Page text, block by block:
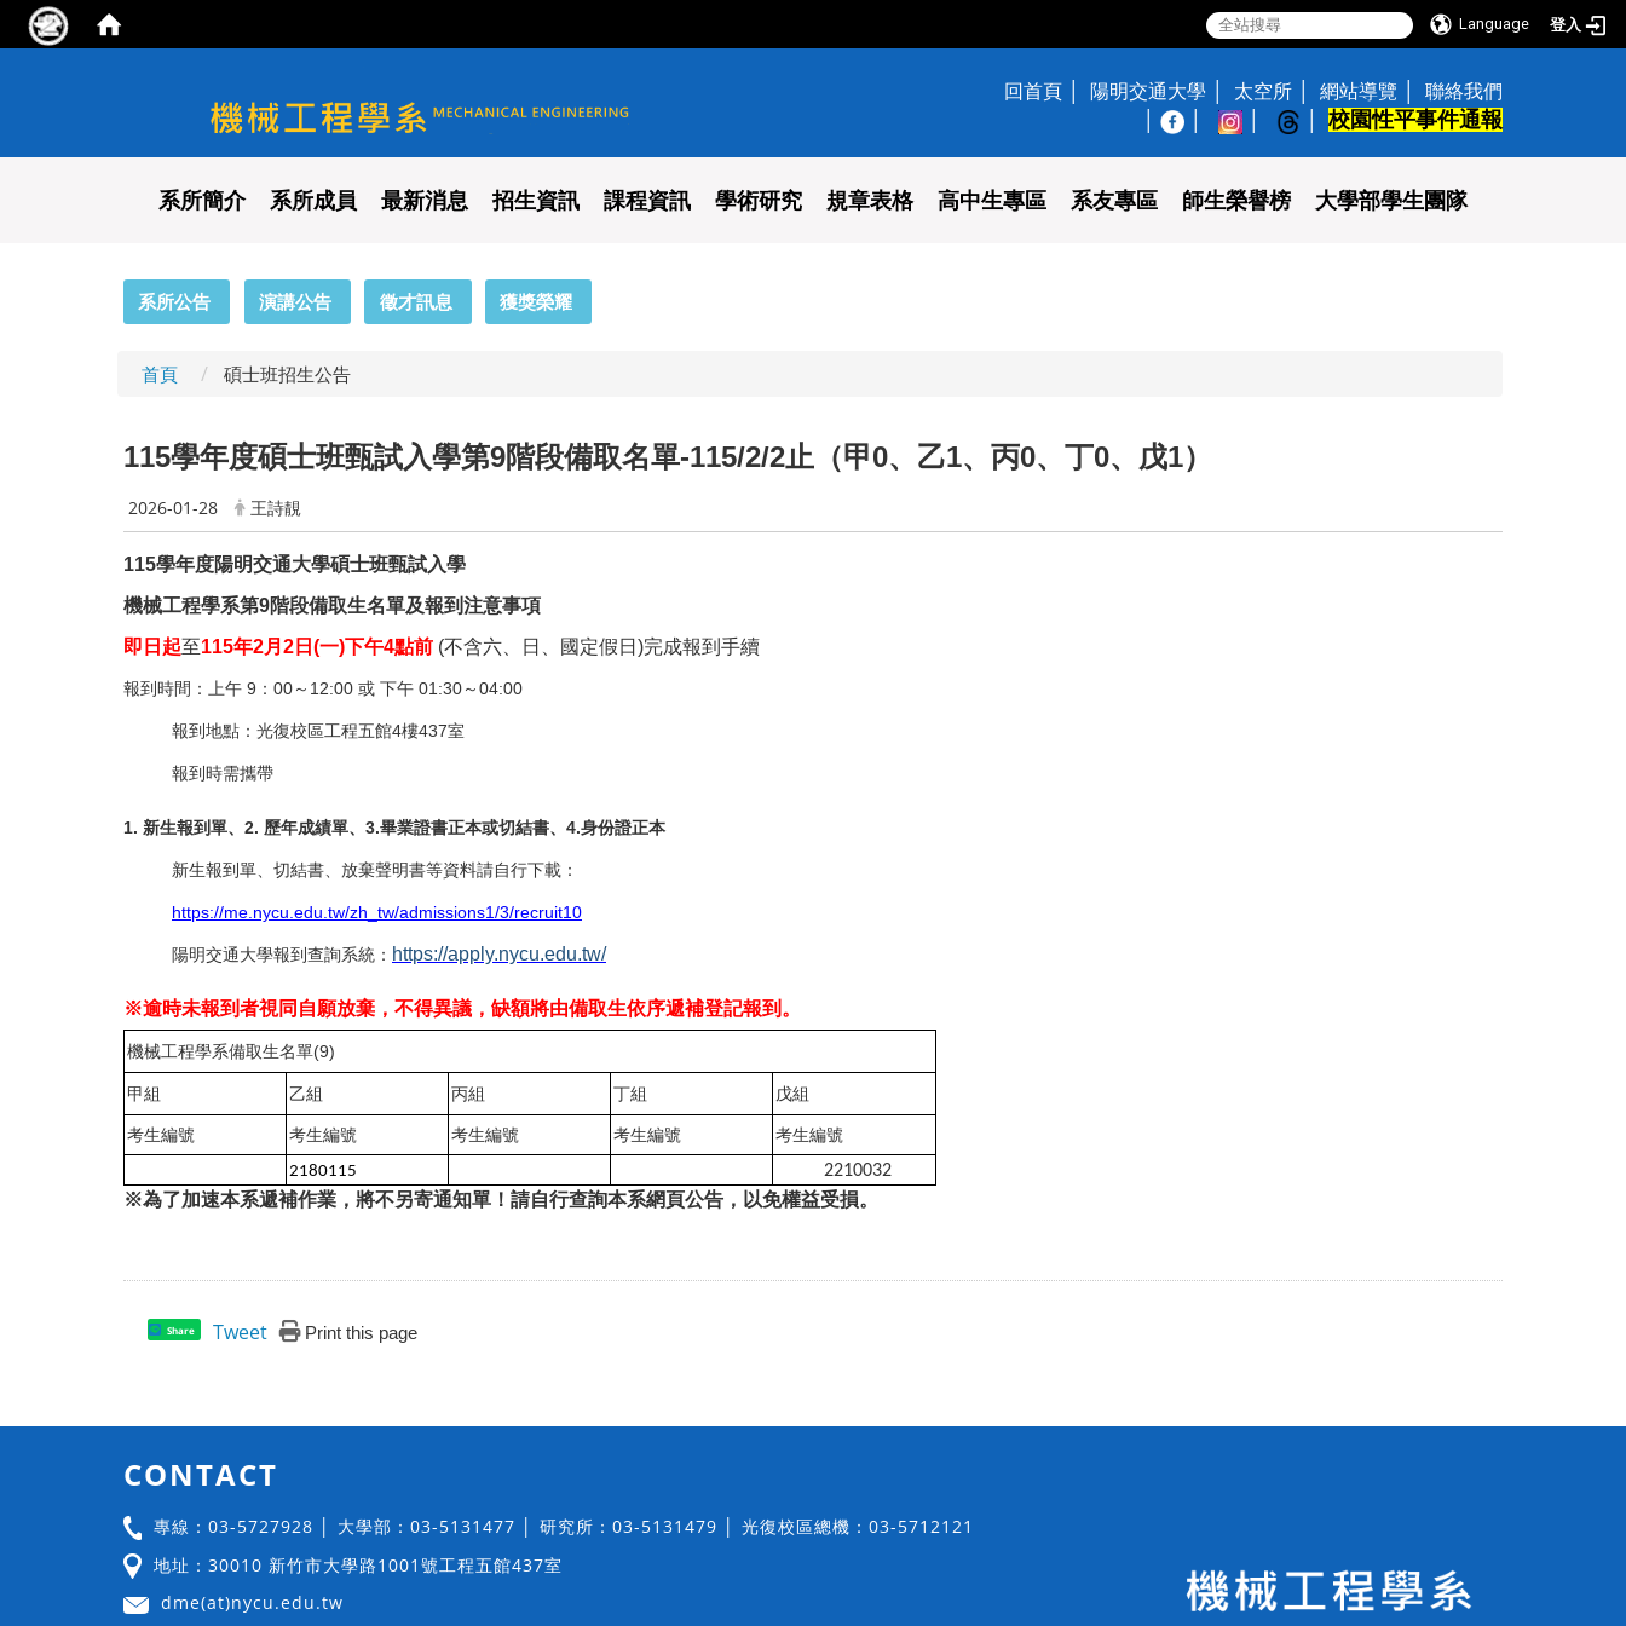
Language 登入
國立陽明交通大學 機械工程學系
回首頁 陽明交通大學 太空所 網站導覽
聯絡我們
校園性平事件通報
系所簡介 系所成員 最新消息 招生資訊 課程資訊 學術研究 規章表格 高中生專區 系友專區 師生榮譽榜 大學部學生團隊
系所公告 演講公告 徵才訊息 獲獎榮耀
首頁 碩士班招生公告
115學年度碩士班甄試入學第9階段備取名單-115/2/2止 （甲0、乙1、丙0、丁0、戊1）
2026-01-28 王詩靚
115學年度陽明交通大學碩士班甄試入學
機械工程學系第9階段備取生名單及報到注意事項
即日起至115年2月2日(一)下午4點前 (不含六、日、國定假日)完成報到手續
報到時間：上午 9：00～12:00 或 下午 01:30～04:00
報到地點：光復校區工程五館4樓437室
報到時需攜帶
1. 新生報到單、2. 歷年成績單、3.畢業證書正本或切結書、4.身份證正本
新生報到單、切結書、放棄聲明書等資料請自行下載：
https://me.nycu.edu.tw/zh_tw/admissions1/3/recruit10
陽明交通大學報到查詢系統： https://apply.nycu.edu.tw/
※逾時未報到者視同自願放棄，不得異議，缺額將由備取生依序遞補登記報到。
機械工程學系備取生名單(9)
甲組 乙組 丙組 丁組 戊組
考生編號 考生編號 考生編號 考生編號 考生編號
2180115 2210032
※為了加速本系遞補作業，將不另寄通知單！請自行查詢本系網頁公告，以免權益受損。
Share Tweet Print this page
CONTACT
專線：03-5727928 │ 大學部：03-5131477 │ 研究所：03-5131479 │ 光復校區總機：03-5712121
地址：30010 新竹市大學路1001號工程五館437室
dme(at)nycu.edu.tw